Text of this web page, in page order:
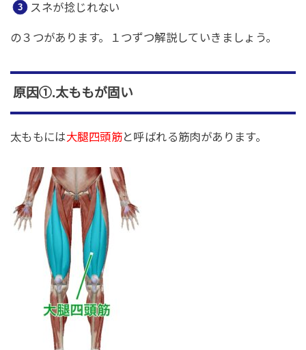
スネが捻じれない
の３つがあります。１つずつ解説していきましょう。
原因①.太ももが固い
太ももには大腿四頭筋と呼ばれる筋肉があります。